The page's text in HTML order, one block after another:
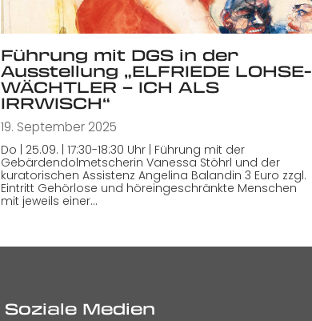
Führung mit DGS in der
Ausstellung „ELFRIEDE LOHSE-
WÄCHTLER – ICH ALS
IRRWISCH“
19. September 2025
Do | 25.09. | 17:30-18:30 Uhr | Führung mit der
Gebärdendolmetscherin Vanessa Stöhrl und der
kuratorischen Assistenz Angelina Balandin 3 Euro zzgl.
Eintritt Gehörlose und höreingeschränkte Menschen
mit jeweils einer…
Soziale Medien